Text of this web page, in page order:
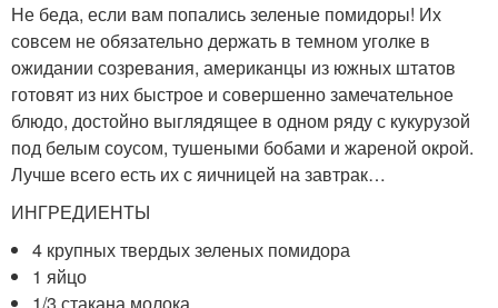
Не беда, если вам попались зеленые помидоры! Их
совсем не обязательно держать в темном уголке в
ожидании созревания, американцы из южных штатов
готовят из них быстрое и совершенно замечательное
блюдо, достойно выглядящее в одном ряду с кукурузой
под белым соусом, тушеными бобами и жареной окрой.
Лучше всего есть их с яичницей на завтрак…
ИНГРЕДИЕНТЫ
4 крупных твердых зеленых помидора
1 яйцо